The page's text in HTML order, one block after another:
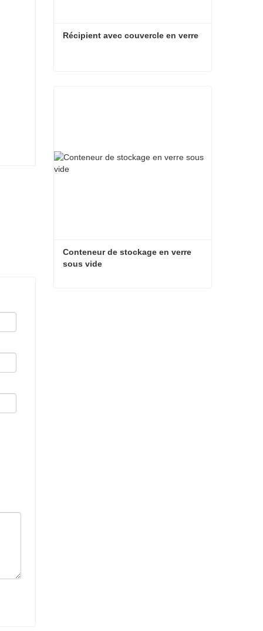
Récipient avec couvercle en verre
Conteneur de stockage en verre
sous vide